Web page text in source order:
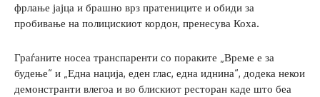
фрлање јајца и брашно врз пратениците и обиди за
пробивање на полицискиот кордон, пренесува Коха.
Граѓаните носеа транспаренти со пораките „Време е за
будење“ и „Една нација, еден глас, една иднина“, додека некои
демонстранти влегоа и во блискиот ресторан каде што беа